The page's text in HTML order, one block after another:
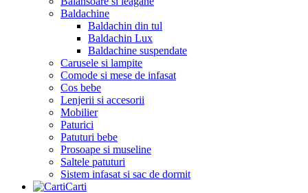
Baldachine
Baldachin din tul
Baldachin Lux
Baldachine suspendate
Carusele si lampite
Comode si mese de infasat
Cos bebe
Lenjerii si accesorii
Mobilier
Paturici
Patuturi bebe
Prosoape si museline
Saltele patuturi
Sistem infasat si sac de dormit
Carti